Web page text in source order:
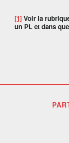
[1] Voir la
un PL et dans